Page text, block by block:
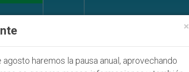
×
agosto haremos la pausa anual, aprovechando